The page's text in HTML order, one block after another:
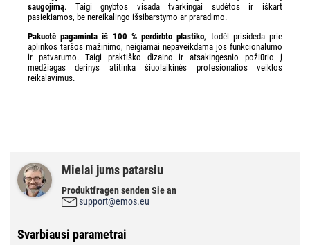
saugojimą. Taigi gnybtos visada tvarkingai sudėtos ir iškart
pasiekiamos, be nereikalingo išsibarstymo ar praradimo.
Pakuotė pagaminta iš 100 % perdirbto plastiko, todėl prisideda prie
aplinkos taršos mažinimo, neigiamai nepaveikdama jos funkcionalumo
ir patvarumo. Taigi praktiško dizaino ir atsakingesnio požiūrio į
medžiagas derinys atitinka šiuolaikinės profesionalios veiklos
reikalavimus.
Mielai jums patarsiu
Produktfragen senden Sie an
support@emos.eu
Svarbiausi parametrai